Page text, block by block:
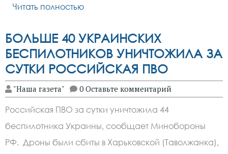
Читать полностью
БОЛЬШЕ 40 УКРАИНСКИХ
БЕСПИЛОТНИКОВ УНИЧТОЖИЛА ЗА
СУТКИ РОССИЙСКАЯ ПВО
"Наша газета" 0 Оставьте комментарий
Российская ПВО за сутки уничтожила 44
беспилотника Украины, сообщает Минобороны
РФ. Дроны были сбиты в Харьковской (Таволжанка),